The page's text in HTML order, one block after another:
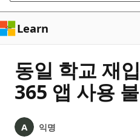
Learn
동일 학교 재
365 앱 사용
익명